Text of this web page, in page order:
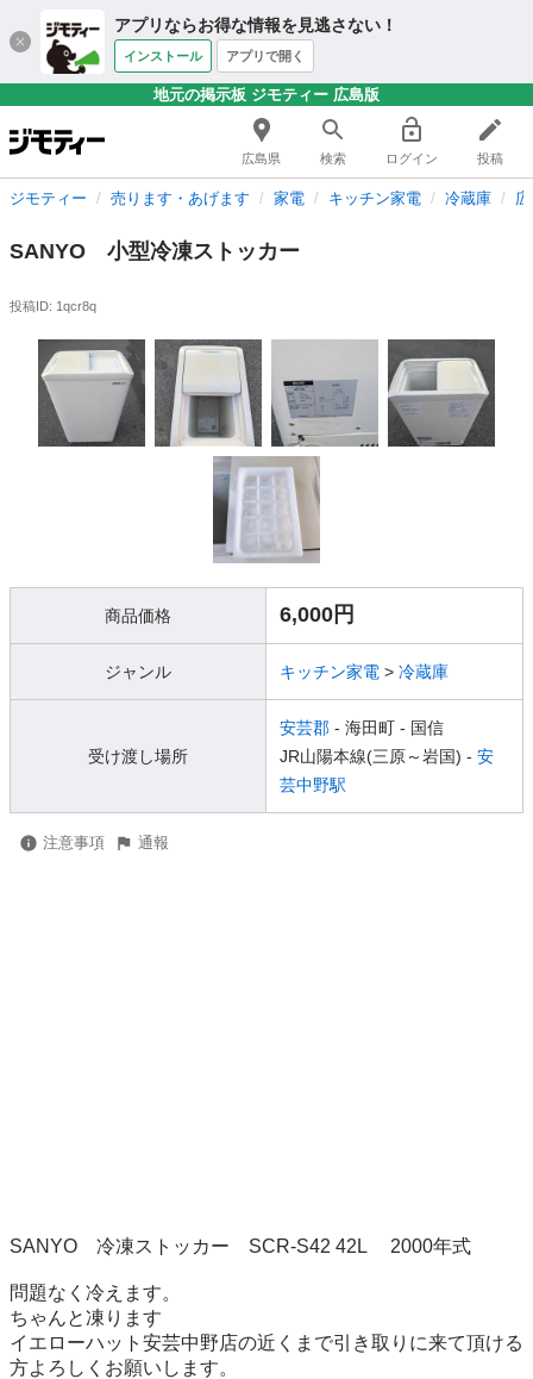
アプリならお得な情報を見逃さない！
インストール アプリで開く
地元の掲示板 ジモティー 広島版
広島県 検索 ログイン 投稿
ジモティー 売ります・あげます 家電 キッチン家電 冷蔵庫
SANYO 小型冷凍ストッカー
投稿ID: 1qcr8q
商品価格 6,000円
ジャンル キッチン家電 > 冷蔵庫
受け渡し場所
安芸郡 - 海田町 - 国信
JR山陽本線(三原～岩国) - 安
芸中野駅
注意事項 通報
SANYO　冷凍ストッカー　SCR-S42 42L 　2000年式
問題なく冷えます。
ちゃんと凍ります
イエローハット安芸中野店の近くまで引き取りに来て頂ける
方よろしくお願いします。